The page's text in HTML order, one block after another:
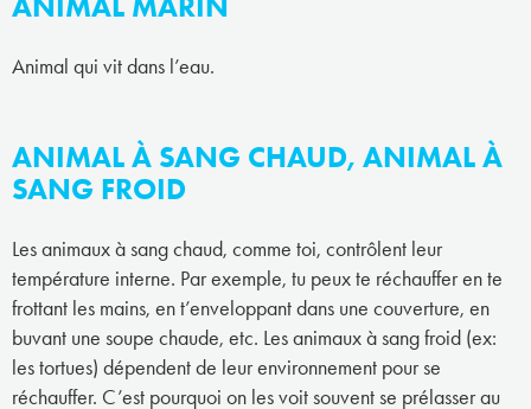
Animal qui vit dans l’eau.
ANIMAL À SANG CHAUD, ANIMAL À
SANG FROID
Les animaux à sang chaud, comme toi, contrôlent leur
température interne. Par exemple, tu peux te réchauffer en te
frottant les mains, en t’enveloppant dans une couverture, en
buvant une soupe chaude, etc. Les animaux à sang froid (ex:
les tortues) dépendent de leur environnement pour se
réchauffer. C’est pourquoi on les voit souvent se prélasser au